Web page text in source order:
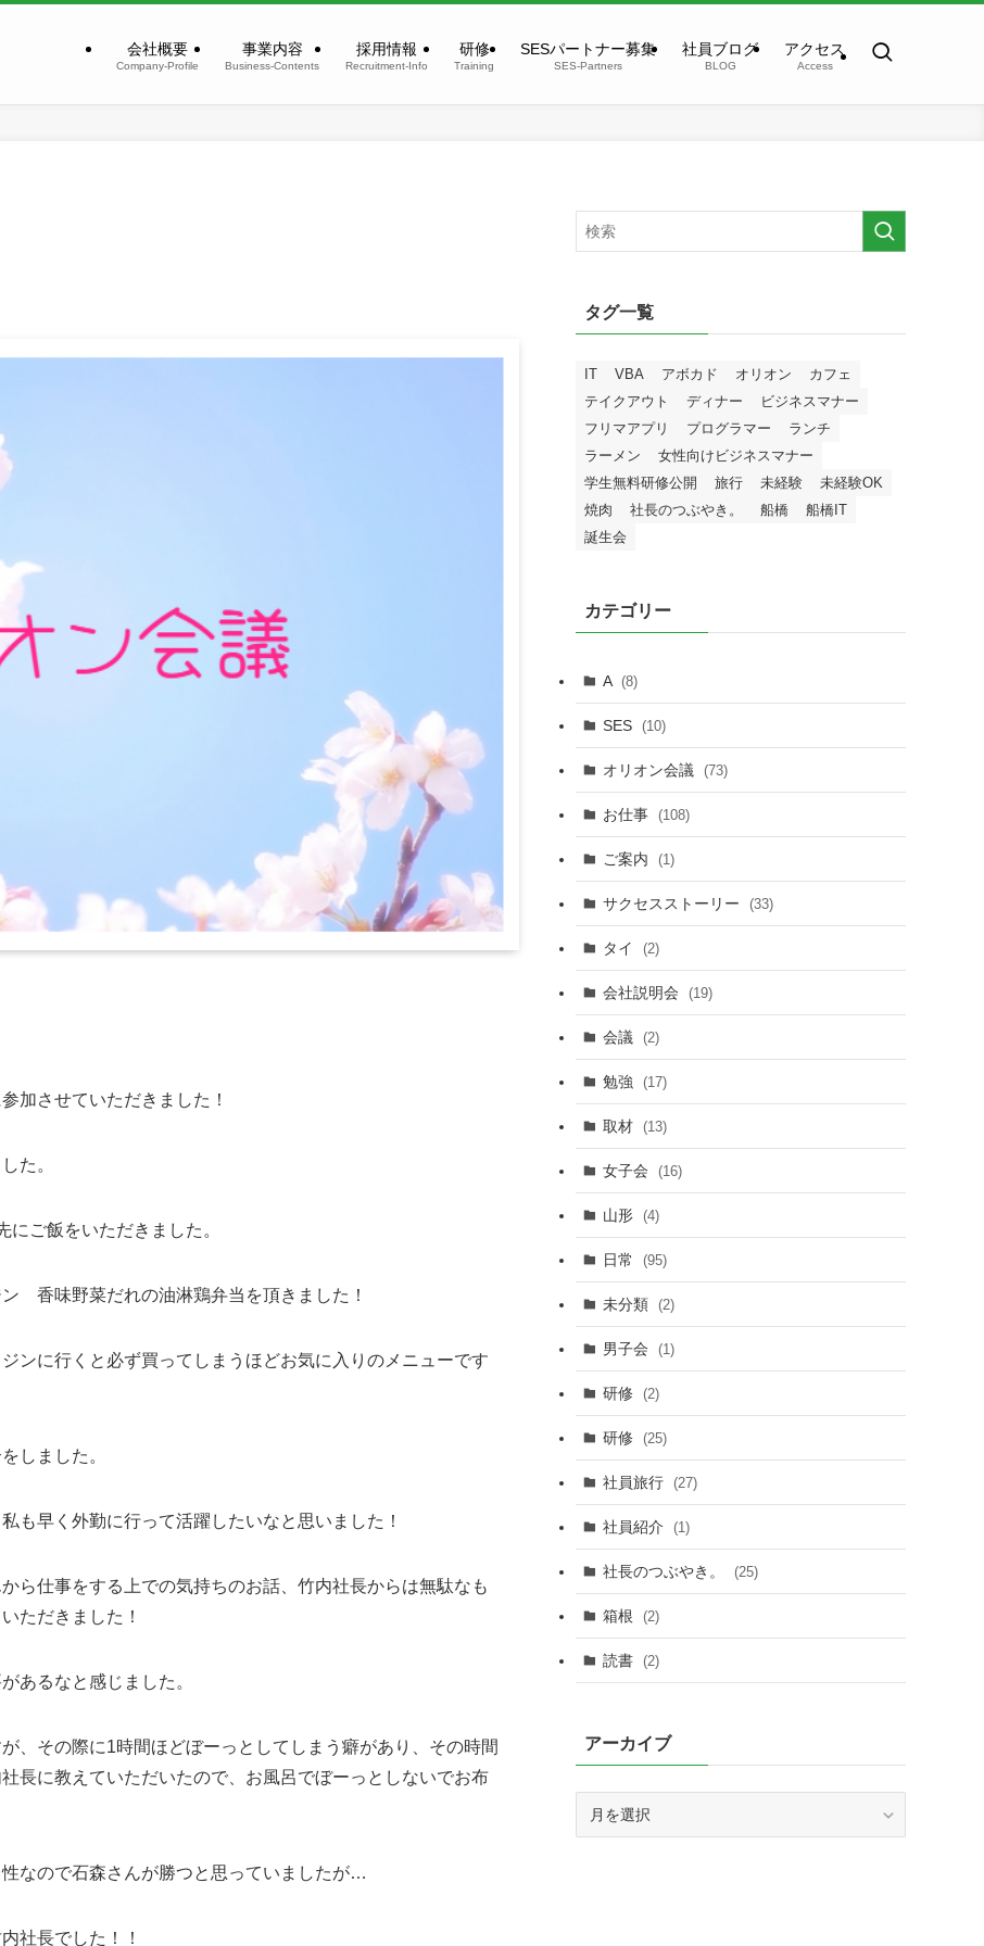
会社概要
Company-Profile
事業内容
Business-Contents
採用情報
Recruitment-Info
研修
Training
SESパートナー募集
SES-Partners
社員ブログ
BLOG
アクセス
Access
加させていただきました！
た。
にご飯をいただきました。
香味野菜だれの油淋鶏弁当を頂きました！
ンに行くと必ず買ってしまうほどお気に入りのメニューです
しました。
も早く外勤に行って活躍したいなと思いました！
ら仕事をする上での気持ちのお話、竹内社長からは無駄なも
ただきました！
あるなと感じました。
、その際に1時間ほどぼーっとしてしまう癖があり、その時間
長に教えていただいたので、お風呂でぼーっとしないでお布
なので石森さんが勝つと思っていましたが…
社長でした！！
タグ一覧
IT VBA アボカド オリオン
カフェ
テイクアウト
ディナー
ビジネスマナー
フリマアプリ
プログラマー
ランチ
ラーメン
女性向けビジネスマナー
学生無料研修公開
旅行 未経験
未経験OK
焼肉
社長のつぶやき。 船橋
船橋IT
誕生会
カテゴリー
A (8)
SES (10)
オリオン会議 (73)
お仕事 (108)
ご案内 (1)
サクセスストーリー (33)
タイ (2)
会社説明会 (19)
会議 (2)
勉強 (17)
取材 (13)
女子会 (16)
山形 (4)
日常 (95)
未分類 (2)
男子会 (1)
研修 (2)
研修 (25)
社員旅行 (27)
社員紹介 (1)
社長のつぶやき。 (25)
箱根 (2)
読書 (2)
アーカイブ